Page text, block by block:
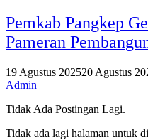
Pemkab Pangkep
Pameran
19 Agustus 202520 Agustus
Admin
Tidak Ada Postingan Lagi.
Tidak ada lagi halaman untuk